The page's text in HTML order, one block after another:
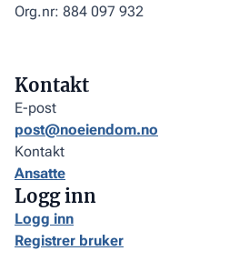
Org.nr: 884 097 932
Kontakt
E-post
post@noeiendom.no
Kontakt
Ansatte
Logg inn
Logg inn
Registrer bruker